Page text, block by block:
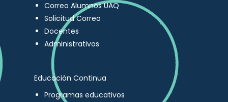
Correo Alumnos UAQ
Solicitud Correo
Docentes
Administrativos
Educación Continua
Programas educativos